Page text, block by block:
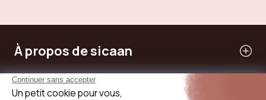
À propos de sicaan
Nos services